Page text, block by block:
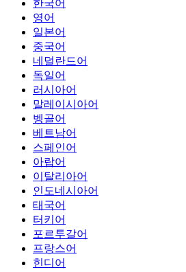
한국어
영어
일본어
중국어
네덜란드어
독일어
러시아어
말레이시아어
벵골어
베트남어
스페인어
아랍어
이탈리아어
인도네시아어
태국어
터키어
포르투갈어
프랑스어
힌디어